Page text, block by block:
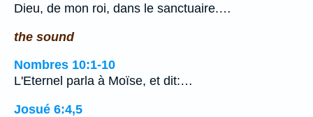
Dieu, de mon roi, dans le sanctuaire.…
the sound
Nombres 10:1-10
L'Eternel parla à Moïse, et dit:…
Josué 6:4,5